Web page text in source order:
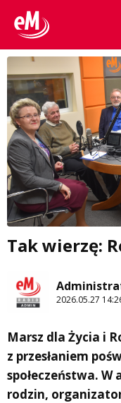
Tak wierzę:
2026.05.27
Marsz dla Życia i
z przesłaniem
społeczeństwa.
rodzin,